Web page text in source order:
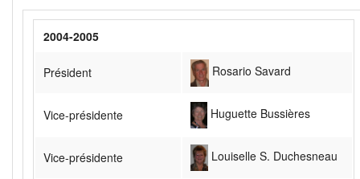
2004-2005
Président Rosario Savard
Vice-présidente Huguette Bussières
Vice-présidente Louiselle S. Duchesneau